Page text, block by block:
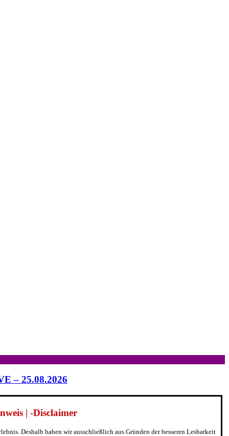
– 25.08.2026
| -Disclaimer
Deshalb haben wir ausschließlich aus Gründen der besseren Lesbarkeit